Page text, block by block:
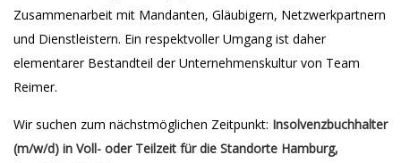
Zusammenarbeit mit Mandanten, Gläubigern, Netzwerkpartnern
und Dienstleistern. Ein respektvoller Umgang ist daher
elementarer Bestandteil der Unternehmenskultur von Team
Reimer.
Wir suchen zum nächstmöglichen Zeitpunkt: Insolvenzbuchhalter
(m/w/d) in Voll- oder Teilzeit für die Standorte Hamburg,